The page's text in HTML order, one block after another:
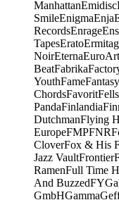
ManhattanEmidisc
SmileEnigmaEnja
RecordsEnrage
TapesErato
NoirEterna
BeatFabrika
YouthFameFantasy
ChordsFavorit
PandaFinlandia
DutchmanFlying
EuropeFMPFNR
CloverFox & His
Jazz VaultFrontier
RamenFull Time
And BuzzedFY
GmbHGamma